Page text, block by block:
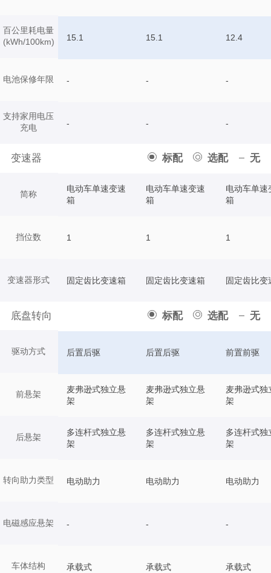
百公里耗电量
(kWh/100km)
电池保修年限
支持家用电压
充电
变速器 标配 选配 无
简称
挡位数
变速器形式
底盘转向 标配 选配 无
驱动方式
前悬架
后悬架
转向助力类型
电磁感应悬架
车体结构
15.1 15.1 12.4
- - -
- - -
电动车单速变速
箱
电动车单速变速
箱
电动车单速
箱
1 1 1
固定齿比变速箱 固定齿比变速箱 固定齿比变
后置后驱 后置后驱 前置前驱
麦弗逊式独立悬
架
麦弗逊式独立悬
架
麦弗逊式独
架
多连杆式独立悬
架
多连杆式独立悬
架
多连杆式独
架
电动助力 电动助力 电动助力
- - -
承载式 承载式 承载式